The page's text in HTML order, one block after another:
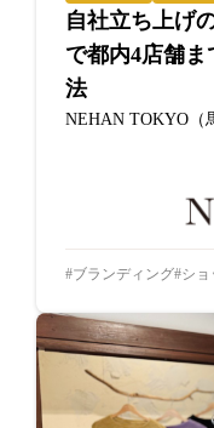
自社立ち上げ
で都内4店舗
法
NEHAN TOKYO（
ブランディング ショ